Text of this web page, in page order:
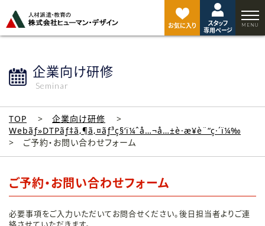
お気に入り
スタッフ
専用ページ
企業向け研修
Seminar
TOP
企業向け研修
Webãƒ»DTPãƒ‡ã‚¶ã‚¤ãƒ³ç§‘ï¼ˆå…¬å…±è·æ¥­è¨“ç·´ï¼‰
ご予約・お問い合わせフォーム
ご予約・お問い合わせフォーム
必要事項をご入力いただいてお問合せください。後日担当者よりご連
ジ
ト